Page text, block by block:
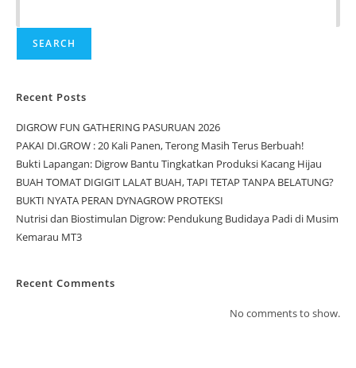
SEARCH
Recent Posts
DIGROW FUN GATHERING PASURUAN 2026
PAKAI DI.GROW : 20 Kali Panen, Terong Masih Terus Berbuah!
Bukti Lapangan: Digrow Bantu Tingkatkan Produksi Kacang Hijau
BUAH TOMAT DIGIGIT LALAT BUAH, TAPI TETAP TANPA BELATUNG?
BUKTI NYATA PERAN DYNAGROW PROTEKSI
Nutrisi dan Biostimulan Digrow: Pendukung Budidaya Padi di Musim
Kemarau MT3
Recent Comments
No comments to show.